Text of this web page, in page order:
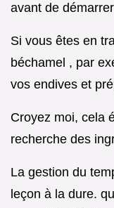
avant de
Si vous êtes en
béchamel , par
vos endives et
Croyez moi, cela
recherche des
La gestion du
leçon à la dure.